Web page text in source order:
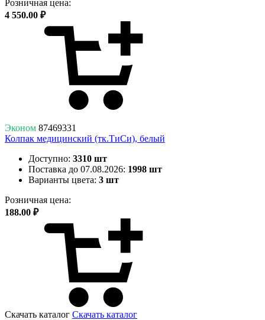
Розничная цена:
4 550.00 ₽
Эконом 87469331
Колпак медицинский (тк.ТиСи), белый
Доступно: 3310 шт
Поставка до 07.08.2026: 1998 шт
Варианты цвета: 3 шт
Розничная цена:
188.00 ₽
Скачать каталог Скачать каталог